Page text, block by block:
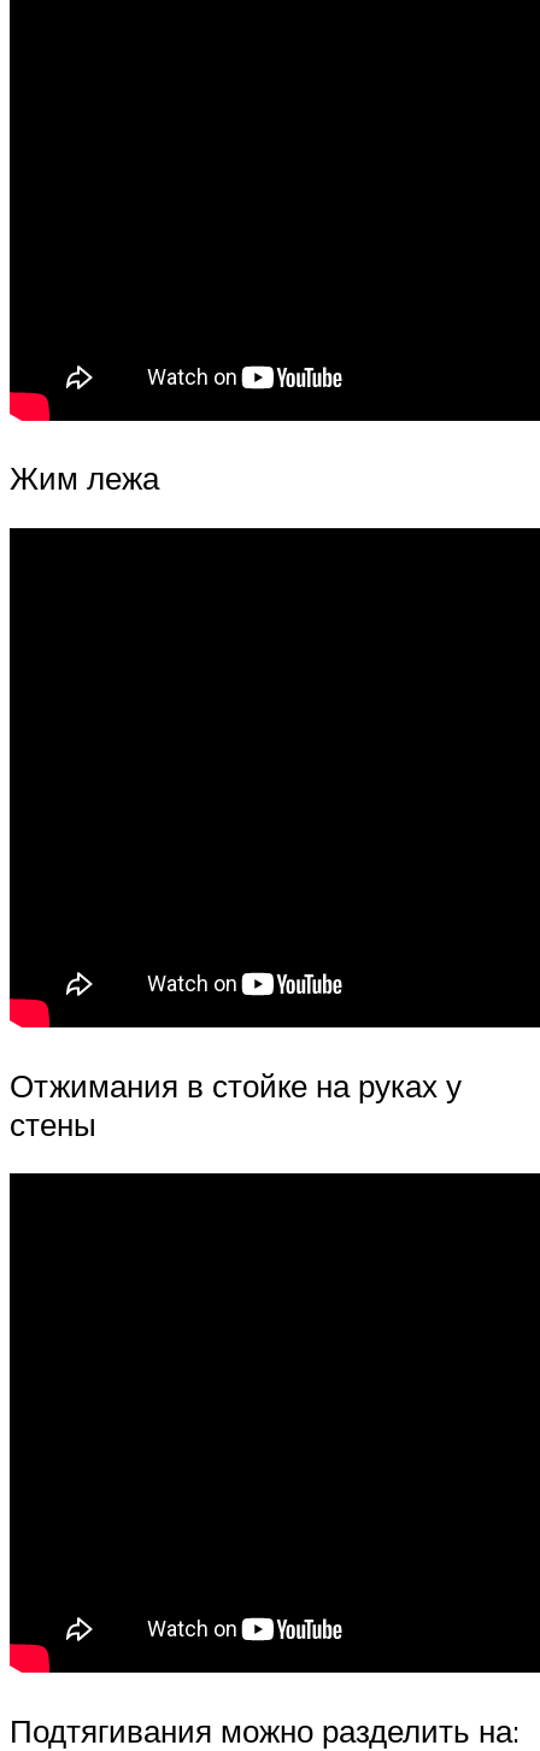
Жим лежа
Отжимания в стойке на руках у
стены
Подтягивания можно разделить на: